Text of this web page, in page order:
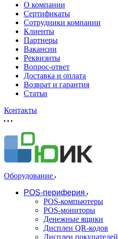
О компании
Сертификаты
Сотрудники компании
Клиенты
Партнеры
Вакансии
Реквизиты
Вопрос-ответ
Доставка и оплата
Возврат и гарантия
Статьи
Контакты
Оборудование
POS-периферия
POS-компьютеры
POS-мониторы
Денежные ящики
Дисплеи QR-кодов
Дисплеи покупателей